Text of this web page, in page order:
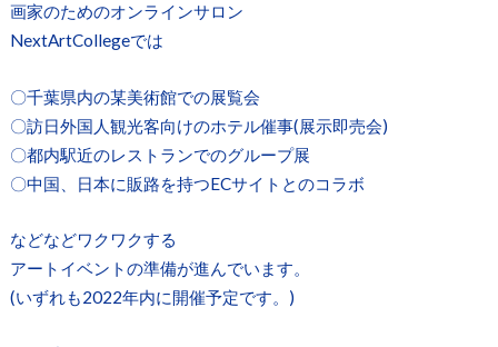
画家のためのオンラインサロン
NextArtCollegeでは
〇千葉県内の某美術館での展覧会
〇訪日外国人観光客向けのホテル催事(展示即売会)
〇都内駅近のレストランでのグループ展
〇中国、日本に販路を持つECサイトとのコラボ
などなどワクワクする
アートイベントの準備が進んでいます。
(いずれも2022年内に開催予定です。)